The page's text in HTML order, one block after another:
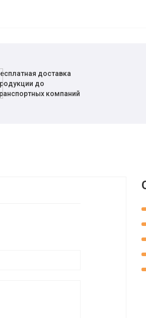
доставка
до
компаний